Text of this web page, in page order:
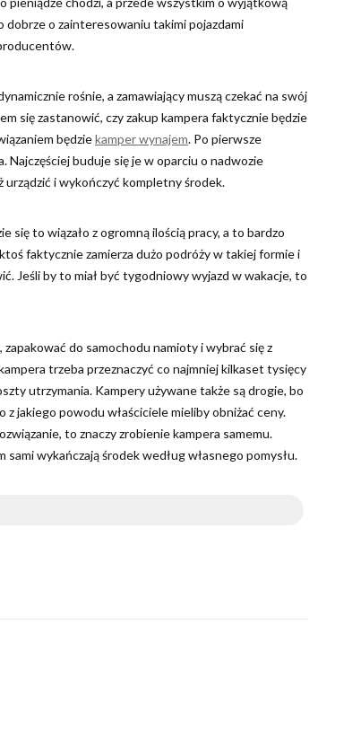
dobrze o zainteresowaniu takimi pojazdami
rośnie, a zamawiający muszą czekać na swój
się zastanowić, czy zakup kampera faktycznie będzie
będziekamper wynajem. Po pierwsze
buduje się je w oparciu o nadwozie
i wykończyć kompletny środek.
to wiązało z ogromną ilością pracy, a to bardzo
faktycznie zamierza dużo podróży w takiej formie i
Jeśli by to miał być tygodniowy wyjazd w wakacje, to
do samochodu namioty i wybrać się z
trzeba przeznaczyć co najmniej kilkaset tysięcy
utrzymania. Kampery używane także są drogie, bo
jakiego powodu właściciele mieliby obniżać ceny.
to znaczy zrobienie kampera samemu.
wykańczają środek według własnego pomysłu.